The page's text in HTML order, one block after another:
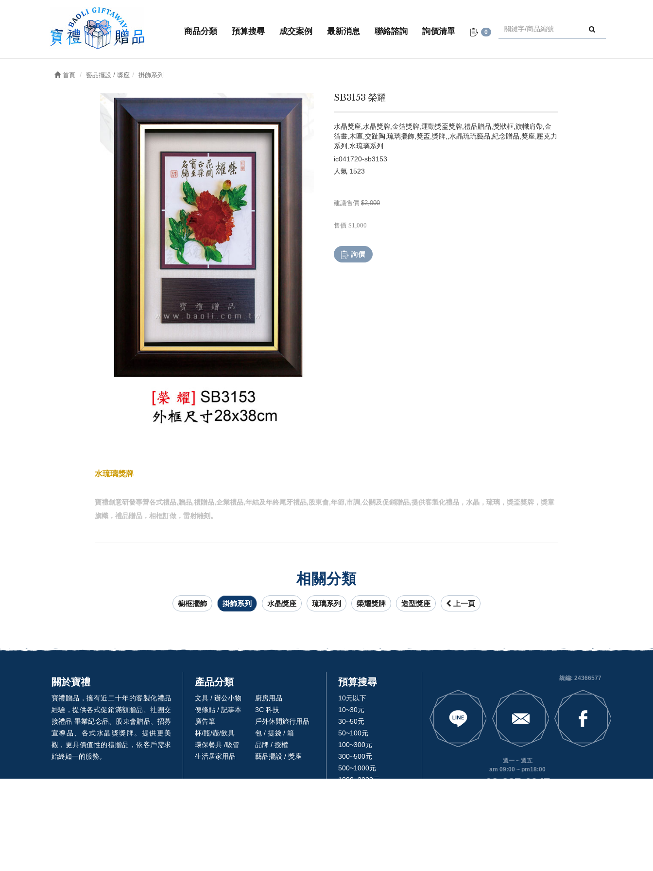
商品分類 預算搜尋 成交案例 最新消息 聯絡諮詢 詢價清單 0
首頁 藝品擺設 / 獎座 掛飾系列
SB3153 榮耀
水晶獎座,水晶獎牌,金箔獎牌,運動獎盃獎牌,禮品贈品,獎狀框,旗幟肩帶,金
箔畫,木匾,交趾陶,琉璃擺飾,獎盃,獎牌,,水晶琉琉藝品,紀念贈品,獎座,壓克力
系列,水琉璃系列
ic041720-sb3153
人氣 1523
建議售價 $2,000
售價 $1,000
詢價
水琉璃獎牌
寶禮創意研發專營各式禮品,贈品,禮贈品,企業禮品,年結及年終尾牙禮品,股東會,年節,市調,公關及促銷贈品,提供客製化禮品，水晶，琉璃，獎盃獎牌，獎章
旗幟，禮品贈品，相框訂做，雷射雕刻。
相關分類
櫥框擺飾 掛飾系列 水晶獎座 琉璃系列 榮耀獎牌 造型獎座 上一頁
關於寶禮
寶禮贈品，擁有近二十年的客製化禮品
經驗，提供各式促銷滿額贈品、社團交
接禮品 畢業紀念品、股東會贈品、招募
宣導品、各式水晶獎獎牌。提供更美
觀，更具價值性的禮贈品，依客戶需求
始終如一的服務。
產品分類
文具 / 辦公小物
便條貼 / 記事本
廣告筆
杯/瓶/壺/飲具
環保餐具 /吸管
生活居家用品
廚房用品
3C 科技
戶外休閒旅行用品
包 / 提袋 / 箱
品牌 / 授權
藝品擺設 / 獎座
預算搜尋
10元以下
10~30元
30~50元
50~100元
100~300元
300~500元
500~1000元
1000~3000元
統編: 24366577
週一 ~ 週五
am 09:00 ~ pm18:00
03-287-6947